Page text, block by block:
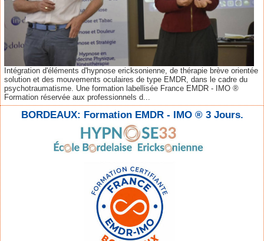
Intégration d'éléments d'hypnose ericksonienne, de thérapie brève orientée
solution et des mouvements oculaires de type EMDR, dans le cadre du
psychotraumatisme. Une formation labellisée France EMDR - IMO ®
Formation réservée aux professionnels d...
BORDEAUX: Formation EMDR - IMO ® 3 Jours.